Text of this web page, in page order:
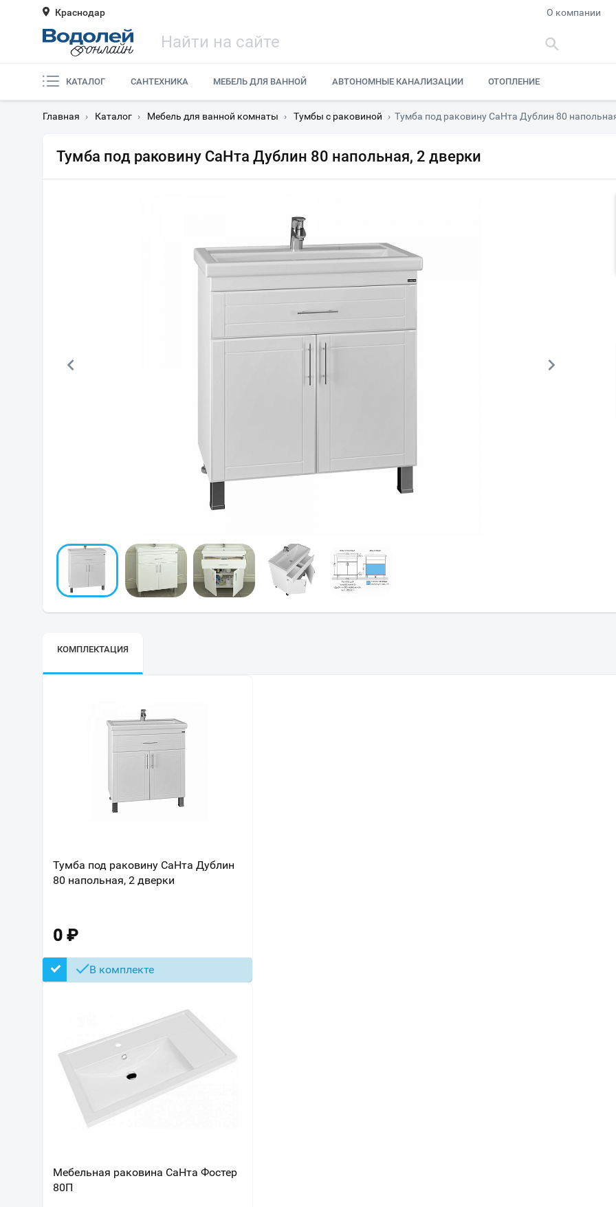
Краснодар О компании
КАТАЛОГ САНТЕХНИКА МЕБЕЛЬ ДЛЯ ВАННОЙ АВТОНОМНЫЕ КАНАЛИЗАЦИИ ОТОПЛЕНИЕ
Главная › Каталог › Мебель для ванной комнаты › Тумбы с раковиной › Тумба под раковину СаНта Дублин 80
Тумба под раковину СаНта Дублин 80 напольная, 2 дверки
КОМПЛЕКТАЦИЯ
Тумба под раковину СаНта Дублин
80 напольная, 2 дверки
0 ₽
В комплекте
Мебельная раковина СаНта Фостер
80П